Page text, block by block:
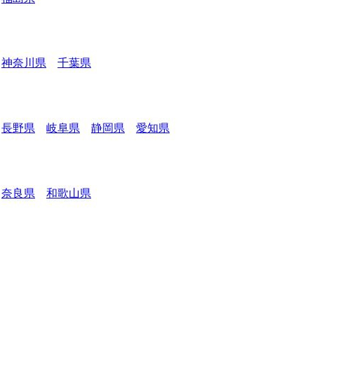
神奈川県 千葉県
長野県 岐阜県 静岡県 愛知県
奈良県 和歌山県